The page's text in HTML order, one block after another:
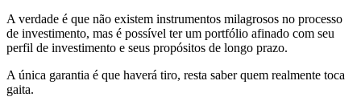
A verdade é que não existem instrumentos milagrosos no processo
de investimento, mas é possível ter um portfólio afinado com seu
perfil de investimento e seus propósitos de longo prazo.
A única garantia é que haverá tiro, resta saber quem realmente toca
gaita.